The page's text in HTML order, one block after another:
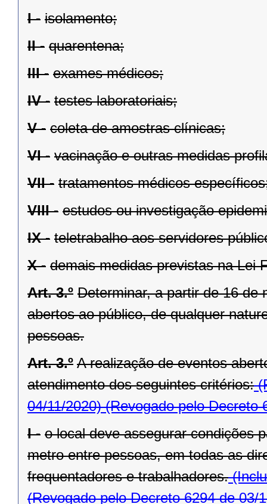
I - isolamento;
II - quarentena;
III - exames médicos;
IV - testes laboratoriais;
V - coleta de amostras clínicas;
VI - vacinação e outras medidas
VII - tratamentos médicos
VIII - estudos ou investigação
IX - teletrabalho aos servidores
X - demais medidas previstas na Lei
Art. 3.º Determinar, a partir de 16 de
abertos ao público, de qualquer
pessoas.
Art. 3.º A realização de eventos
atendimento dos seguintes critérios:
04/11/2020)(Revogado pelo Decreto
I - o local deve assegurar condições
metro entre pessoas, em todas as
frequentadores e trabalhadores.
(Revogado pelo Decreto 6294 de 03/